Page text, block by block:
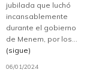
jubilada que luchó
incansablemente
durante el gobierno
de Menem, por los...
(sigue)
06/01/2024